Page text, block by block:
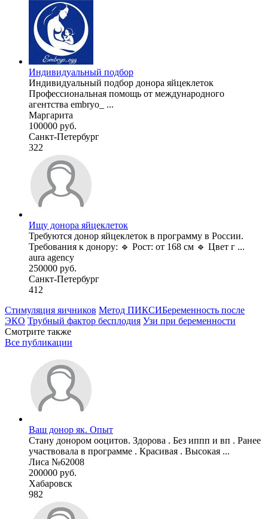
Индивидуальный подбор
Индивидуальный подбор донора яйцеклеток
Профессиональная помощь от международного
агентства embryo_ ...
Маргарита
100000 руб.
Санкт-Петербург
322
Ищу донора яйцеклеток
Требуются донор яйцеклеток в программу в России.
Требования к донору: 🔹 Рост: от 168 см 🔹 Цвет г ...
aura agency
250000 руб.
Санкт-Петербург
412
Стимуляция яичников Метод ПИКСИБеременность после
ЭКО Трубный фактор бесплодия Узи при беременности
Смотрите также
Все публикации
Ваш донор як. Опыт
Стану донором ооцитов. Здорова . Без иппп и вп . Ранее
участвовала в программе . Красивая . Высокая ...
Лиса №62008
200000 руб.
Хабаровск
982